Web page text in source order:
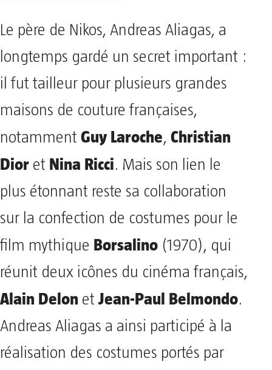
Le père de Nikos, Andreas Aliagas, a
longtemps gardé un secret important :
il fut tailleur pour plusieurs grandes
maisons de couture françaises,
notamment Guy Laroche, Christian
Dior et Nina Ricci. Mais son lien le
plus étonnant reste sa collaboration
sur la confection de costumes pour le
film mythique Borsalino (1970), qui
réunit deux icônes du cinéma français,
Alain Delon et Jean-Paul Belmondo.
Andreas Aliagas a ainsi participé à la
réalisation des costumes portés par